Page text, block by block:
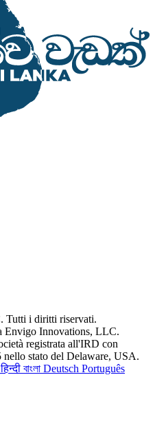
Tutti i diritti riservati.
Envigo Innovations, LLC.
registrata all'IRD con
nello stato del Delaware, USA.
हिन्दी বাংলা Deutsch Português